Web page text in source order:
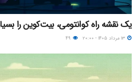
یک نقشه راه کوانتومی، بیت‌کوین را